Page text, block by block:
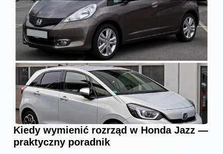
Kiedy wymienić rozrząd w Honda Jazz —
praktyczny poradnik